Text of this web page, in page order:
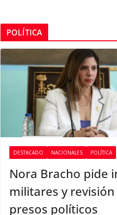
POLÍTICA
DESTACADO NACIONALES POLÍTICA
Nora Bracho pide
militares y revisión
presos políticos